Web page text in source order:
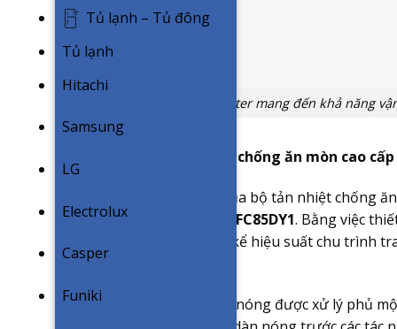
Tủ lạnh – Tủ đông
Tủ lạnh
Hitachi
Samsung
LG
Electrolux
Casper
Funiki
Động cơ inverter mang đến khả năng
Hệ thống dàn tản nhiêt chống ăn mòn cao
“Microchannel” tên gọi của bộ tản nhiệt chống
Inverter FCFC85DVM/RZFC85DY1. Bằng việc
đó có thể cải thiện đáng kể hiệu suất chu trình
tốc nhanh hơn.
Bộ phận lá tản nhiệt dàn nóng được xử lý phủ